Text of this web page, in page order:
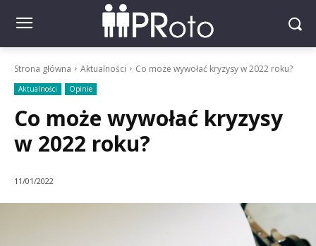
Strona główna Aktualności Co może wywołać kryzysy w 2022 roku?
Aktualności Opinie
Co może wywołać kryzysy
w 2022 roku?
11/01/2022